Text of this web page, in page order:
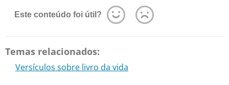
Este conteúdo foi útil?
Temas relacionados:
Versículos sobre livro da vida